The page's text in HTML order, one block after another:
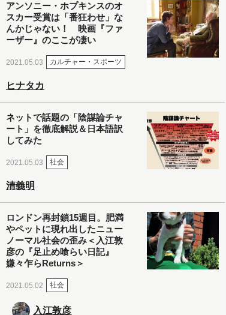
アンソニー・ホプキンスのオ
スカー受賞は「番狂わせ」な
んかじゃない！ 映画『ファ
ーザー』のここが凄い
2021.05.03 カルチャー・スポーツ
ヒナタカ
ネットで話題の「陰謀論チャ
ート」を徹底解説＆日本語訳
してみた
2021.05.03 社会
清義明
ロンドン再封鎖15週目。肥満
やペットに現れ出したニュー
ノーマル社会の歪み＜入江敦
彦の『足止め喰らい日記』
嫌々乍らReturns＞
2021.05.02 社会
入江敦彦